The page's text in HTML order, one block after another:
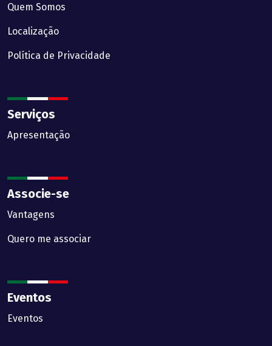
Quem Somos
Localização
Política de Privacidade
Serviços
Apresentação
Associe-se
Vantagens
Quero me associar
Eventos
Eventos